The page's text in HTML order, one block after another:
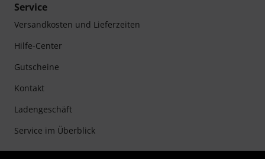
Service
Versandkosten und Lieferzeiten
Hilfe-Center
Gutscheine
Kontakt
Ladengeschäft
Service im Überblick